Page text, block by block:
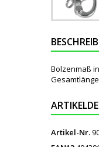
Bolzenmaß
Artikel-Nr.